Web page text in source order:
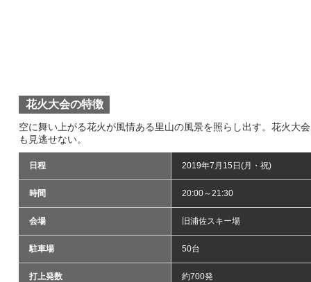
花火大会の特徴
空に舞い上がる花火が風情ある里山の風景を照らし出す。花火大
も見逃せない。
日程 2019年7月15日(月・祝)
時間 20:00～21:30
会場 旧浦佐スキー場
駐車場 50台
打上発数 約700発